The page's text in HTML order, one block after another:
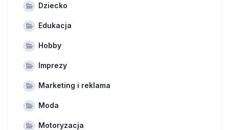
Dziecko
Edukacja
Hobby
Imprezy
Marketing i reklama
Moda
Motoryzacja